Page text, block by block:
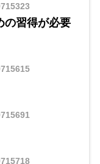
の習得が必要